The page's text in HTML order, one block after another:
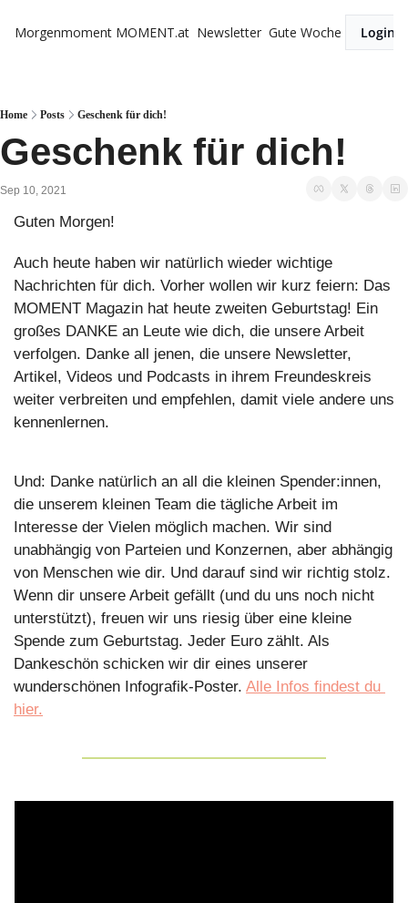
Morgenmoment MOMENT.at Newsletter Gute Woche Login
Home Posts Geschenk für dich!
Geschenk für dich!
Sep 10, 2021
Guten Morgen!
Auch heute haben wir natürlich wieder wichtige
Nachrichten für dich. Vorher wollen wir kurz feiern: Das
MOMENT Magazin hat heute zweiten Geburtstag! Ein
großes DANKE an Leute wie dich, die unsere Arbeit
verfolgen. Danke all jenen, die unsere Newsletter,
Artikel, Videos und Podcasts in ihrem Freundeskreis
weiter verbreiten und empfehlen, damit viele andere uns
kennenlernen.
Und: Danke natürlich an all die kleinen Spender:innen,
die unserem kleinen Team die tägliche Arbeit im
Interesse der Vielen möglich machen. Wir sind
unabhängig von Parteien und Konzernen, aber abhängig
von Menschen wie dir. Und darauf sind wir richtig stolz.
Wenn dir unsere Arbeit gefällt (und du uns noch nicht
unterstützt), freuen wir uns riesig über eine kleine
Spende zum Geburtstag. Jeder Euro zählt. Als
Dankeschön schicken wir dir eines unserer
wunderschönen Infografik-Poster. Alle Infos findest du
hier.